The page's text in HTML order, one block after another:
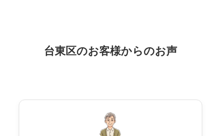
台東区のお客様からのお声